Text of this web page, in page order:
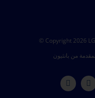
© Copyright 2026
من بانثيون